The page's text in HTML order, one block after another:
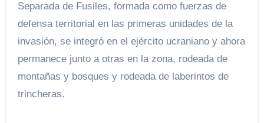
Separada de Fusiles, formada como fuerzas de
defensa territorial en las primeras unidades de la
invasión, se integró en el ejército ucraniano y ahora
permanece junto a otras en la zona, rodeada de
montañas y bosques y rodeada de laberintos de
trincheras.